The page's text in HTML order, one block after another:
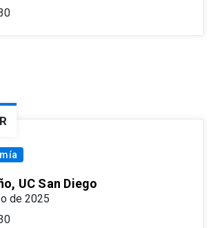
UC San Diego
de 2025